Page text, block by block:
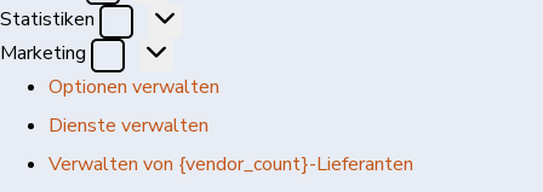
Statistiken
Statistiken
Marketing
Marketing
Optionen verwalten
Dienste verwalten
Verwalten von {vendor_count}-Lieferanten